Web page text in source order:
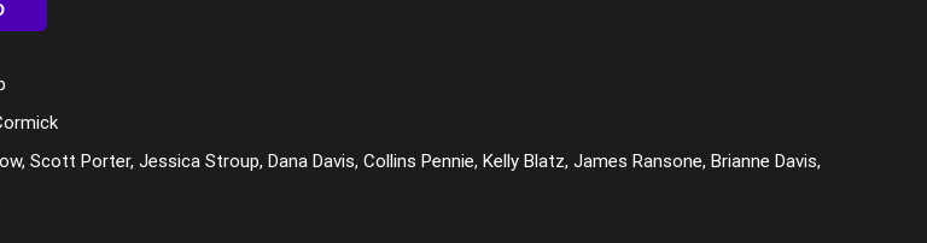
Scott Porter, Jessica Stroup, Dana Davis, Collins Pennie, Kelly Blatz, James Ransone, Brianne Davis,